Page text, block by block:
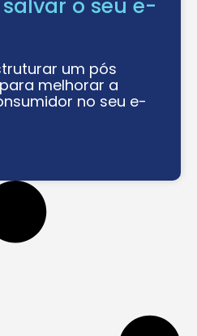
o seu e-
um pós
melhorar a
no seu e-